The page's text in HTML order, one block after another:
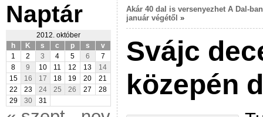
Naptár
2012. október
h
K s c p s
v
1
2 3 4 5 6
7
8
9 10 11 12 13
14
15
16 17 18 19 20
21
22
23 24 25 26 27
28
29
30 31
Akár 40 dal is versenyezhet A Dal-ban
január végétől »
Svájc
közepén